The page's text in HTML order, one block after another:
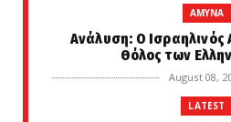
AMYNA
Ανάλυση: Ο Ισραηλινός
Θόλος των
August 08,
LATEST